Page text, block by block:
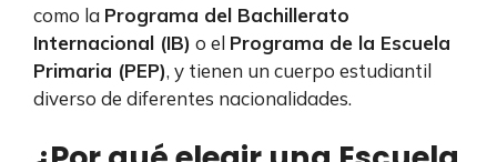
como la Programa del Bachillerato
Internacional (IB) o el Programa de la Escuela
Primaria (PEP), y tienen un cuerpo estudiantil
diverso de diferentes nacionalidades.